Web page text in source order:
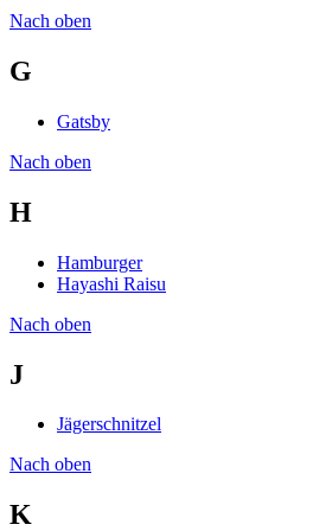
Nach oben
G
Gatsby
Nach oben
H
Hamburger
Hayashi Raisu
Nach oben
J
Jägerschnitzel
Nach oben
K